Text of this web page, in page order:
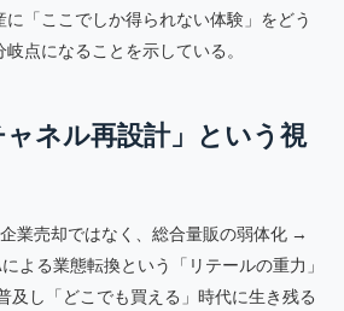
「ここでしか得られない体験」をどう
点になることを示している。
ネル再設計」という視
業売却ではなく、総合量販の弱体化 →
よる業態転換という「リテールの重力」
及し「どこでも買える」時代に生き残る